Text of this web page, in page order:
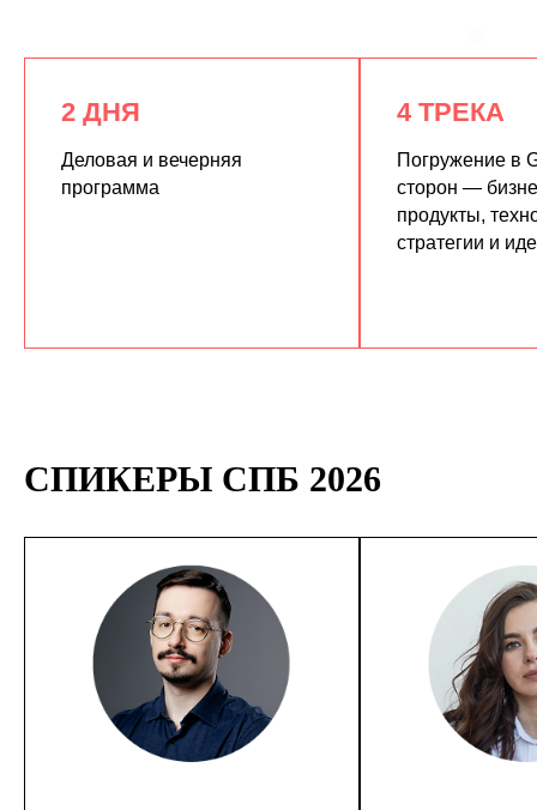
2 ДНЯ
Деловая и вечерняя
программа
4 ТРЕКА
Погружение в
сторон —
продукты,
стратегии и
СПИКЕРЫ СПБ 2026